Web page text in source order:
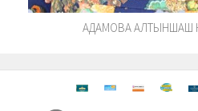
АДАМОВА АЛТЫНШАШ